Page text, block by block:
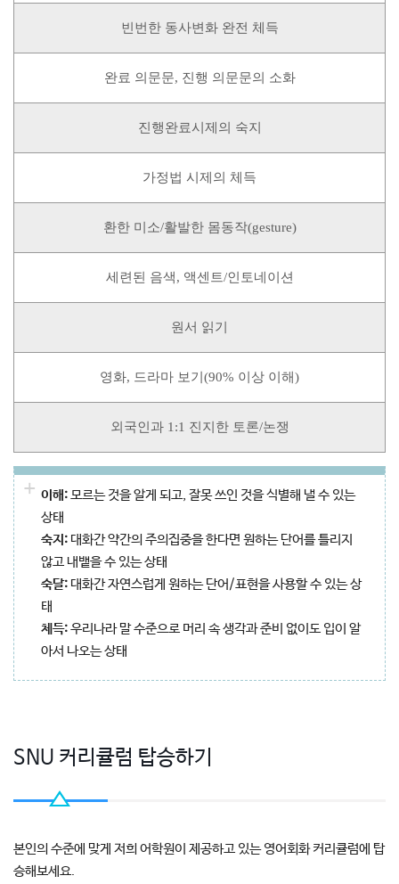
빈번한 동사변화 완전 체득
완료 의문문, 진행 의문문의 소화
진행완료시제의 숙지
가정법 시제의 체득
환한 미소/활발한 몸동작(gesture)
세련된 음색, 액센트/인토네이션
원서 읽기
영화, 드라마 보기(90% 이상 이해)
외국인과 1:1 진지한 토론/논쟁
+ 이해:모르는 것을 알게 되고, 잘못 쓰인 것을 식별해 낼 수 있는
상태
숙지: 대화간 약간의 주의집중을 한다면 원하는 단어를 틀리지
않고 내뱉을 수 있는 상태
숙달: 대화간 자연스럽게 원하는 단어/표현을 사용할 수 있는 상
태
체득:우리나라 말 수준으로 머리 속 생각과 준비 없이도 입이 알
아서 나오는 상태
SNU 커리큘럼 탑승하기
본인의 수준에 맞게 저희 어학원이 제공하고 있는 영어회화 커리큘럼에 탑
승해보세요.